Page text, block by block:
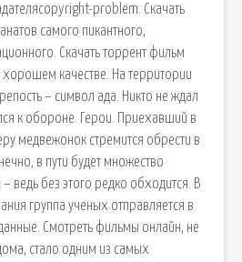
problem. Скачать
самого пикантного,
Скачать торрент фильм
качестве. На территории
– символ ада. Никто не ждал
к обороне. Герои. Приехавший в
медвежонок стремится обрести в
в пути будет множество
ведь без этого редко обходится. В
группа ученых отправляется в
Смотреть фильмы онлайн, не
стало одним из самых